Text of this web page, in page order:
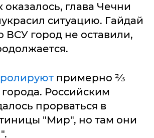
оказалось, глава Чечни
ситуацию. Гайдай
ВСУ город не оставили,
примерно ⅔
Российским
прорваться в
"Мир", но там они